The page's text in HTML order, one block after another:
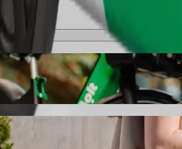
AUTOPAPA" a "Rustavi